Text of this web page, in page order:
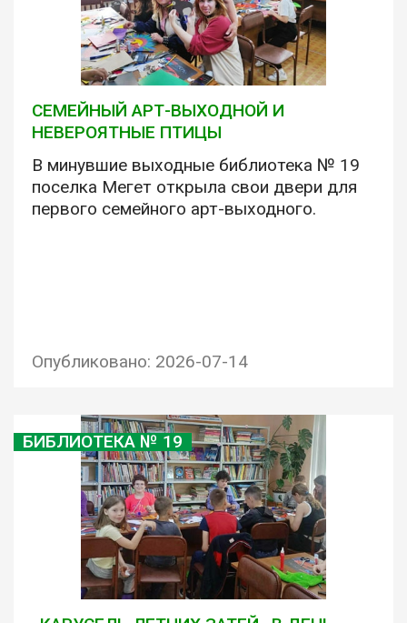
СЕМЕЙНЫЙ АРТ-ВЫХОДНОЙ И
НЕВЕРОЯТНЫЕ ПТИЦЫ
В минувшие выходные библиотека № 19
поселка Мегет открыла свои двери для
первого семейного арт-выходного.
Опубликовано: 2026-07-14
БИБЛИОТЕКА № 19